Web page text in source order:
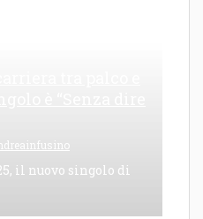
il nuovo singolo di